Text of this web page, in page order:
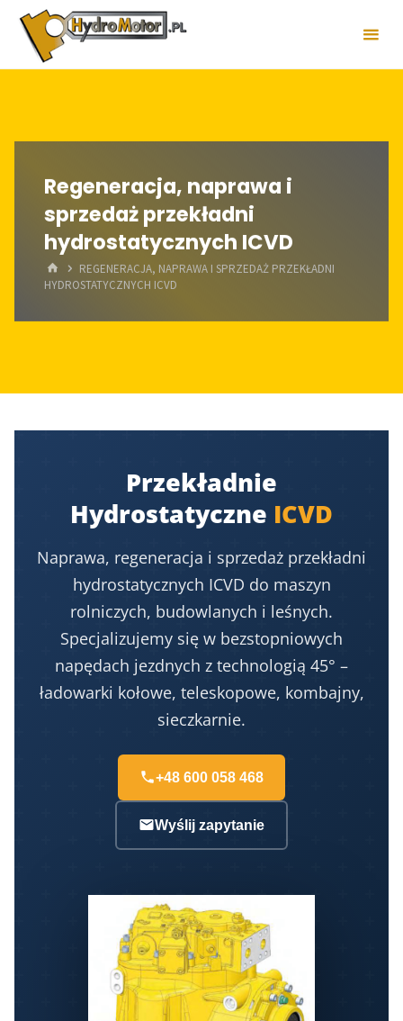
content
Regeneracja, naprawa i
sprzedaż przekładni
hydrostatycznych ICVD
HOMEREGENERACJA, NAPRAWA I SPRZEDAŻ PRZEKŁADNI
HYDROSTATYCZNYCH ICVD
Przekładnie
Hydrostatyczne ICVD
Naprawa, regeneracja i sprzedaż przekładni
hydrostatycznych ICVD do maszyn
rolniczych, budowlanych i leśnych.
Specjalizujemy się w bezstopniowych
napędach jezdnych z technologią 45° –
ładowarki kołowe, teleskopowe, kombajny,
sieczkarnie.
+48 600 058 468
Wyślij zapytanie